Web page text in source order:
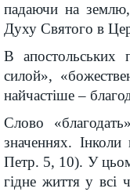
падаючи на
Духу Святого в
В апостольських
силой»,
найчастіше –
Слово
значеннях.
Петр. 5, 10). У
гідне життя у всі